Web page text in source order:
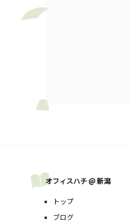
オフィスハチ @ 新潟
トップ
ブログ